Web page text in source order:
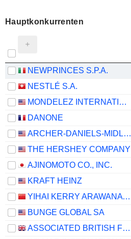
Hauptkonkurrenten
NEWPRINCES S.P.A.
NESTLÉ S.A.
MONDELEZ INTERNATIONAL, INC.
DANONE
ARCHER-DANIELS-MIDLAND COMPANY
THE HERSHEY COMPANY
AJINOMOTO CO., INC.
KRAFT HEINZ
YIHAI KERRY ARAWANA HOLDINGS CO., LTD
BUNGE GLOBAL SA
ASSOCIATED BRITISH FOODS PLC